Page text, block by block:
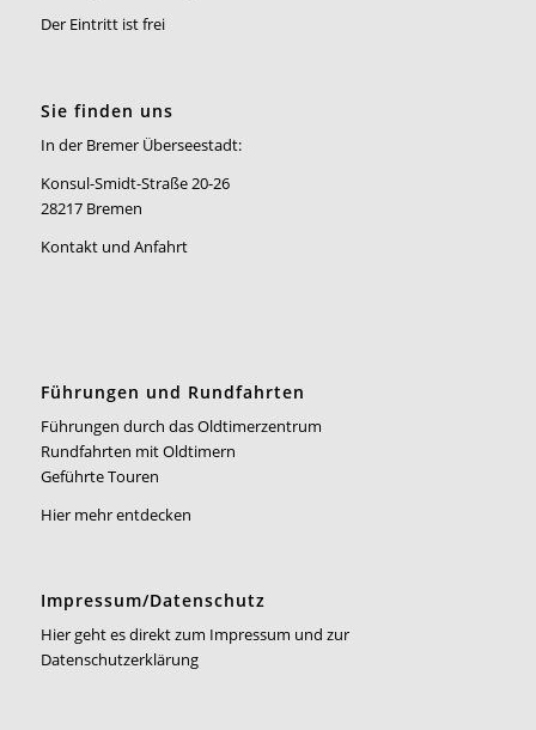
Der Eintritt ist frei
Sie finden uns
In der Bremer Überseestadt:
Konsul-Smidt-Straße 20-26
28217 Bremen
Kontakt und Anfahrt
Führungen und Rundfahrten
Führungen durch das Oldtimerzentrum
Rundfahrten mit Oldtimern
Geführte Touren
Hier mehr entdecken
Impressum/Datenschutz
Hier geht es direkt zum Impressum und zur
Datenschutzerklärung